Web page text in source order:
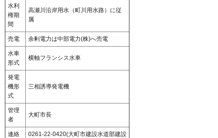
水利
権期
間
高瀬川沿岸用水（町川用水路）に従
属
売電 余剰電力は中部電力(株)へ売電
水車
形式
横軸フランシス水車
発電
機形
式
三相誘導発電機
管理
者
大町市長
連絡
0261-22-0420(大町市建設水道部建設